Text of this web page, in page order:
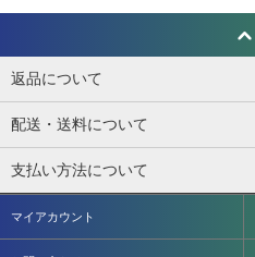
返品について
配送・送料について
支払い方法について
マイアカウント